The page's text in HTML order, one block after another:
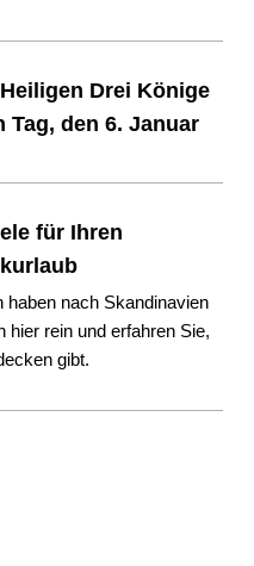
Drei Könige
Tag, den 6. Januar
für Ihren
haben nach Skandinavien
hier rein und erfahren Sie,
gibt.